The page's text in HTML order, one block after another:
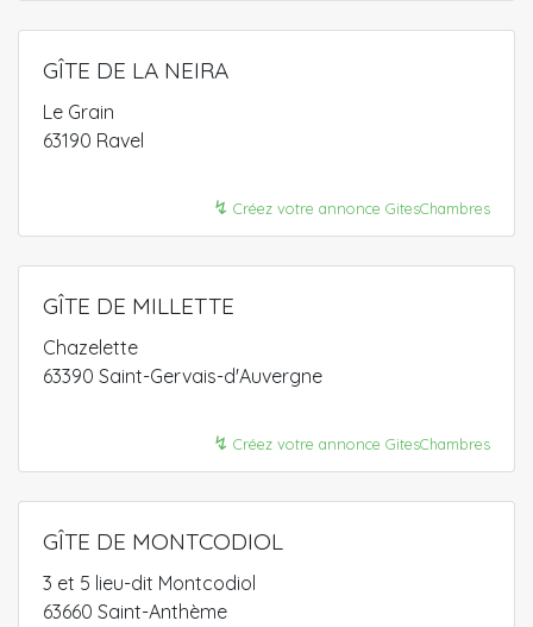
GÎTE DE LA NEIRA
Le Grain
63190 Ravel
↯ Créez votre annonce GitesChambres
GÎTE DE MILLETTE
Chazelette
63390 Saint-Gervais-d'Auvergne
↯ Créez votre annonce GitesChambres
GÎTE DE MONTCODIOL
3 et 5 lieu-dit Montcodiol
63660 Saint-Anthème